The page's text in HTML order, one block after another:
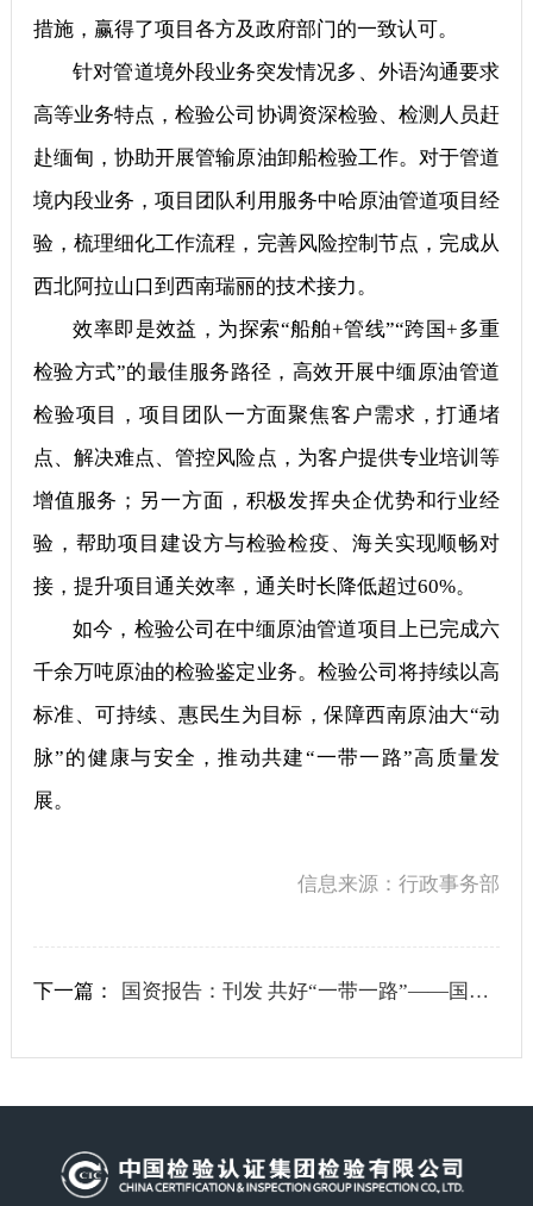
措施，赢得了项目各方及政府部门的一致认可。
针对管道境外段业务突发情况多、外语沟通要求
高等业务特点，检验公司协调资深检验、检测人员赶
赴缅甸，协助开展管输原油卸船检验工作。对于管道
境内段业务，项目团队利用服务中哈原油管道项目经
验，梳理细化工作流程，完善风险控制节点，完成从
西北阿拉山口到西南瑞丽的技术接力。
效率即是效益，为探索“船舶+管线”“跨国+多重
检验方式”的最佳服务路径，高效开展中缅原油管道
检验项目，项目团队一方面聚焦客户需求，打通堵
点、解决难点、管控风险点，为客户提供专业培训等
增值服务；另一方面，积极发挥央企优势和行业经
验，帮助项目建设方与检验检疫、海关实现顺畅对
接，提升项目通关效率，通关时长降低超过60%。
如今，检验公司在中缅原油管道项目上已完成六
千余万吨原油的检验鉴定业务。检验公司将持续以高
标准、可持续、惠民生为目标，保障西南原油大“动
脉”的健康与安全，推动共建“一带一路”高质量发
展。
信息来源：行政事务部
下一篇： 国资报告：刊发 共好“一带一路”——国资国企践行共建“一带一路”倡议十年纪实